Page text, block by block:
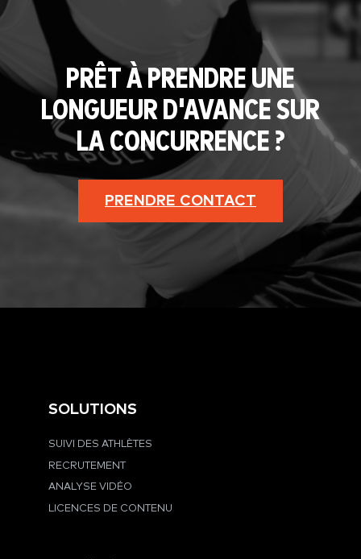
PRÊT À PRENDRE UNE
LONGUEUR D'AVANCE SUR
LA CONCURRENCE ?
PRENDRE CONTACT
SOLUTIONS
SUIVI DES ATHLÈTES
RECRUTEMENT
ANALYSE VIDÉO
LICENCES DE CONTENU